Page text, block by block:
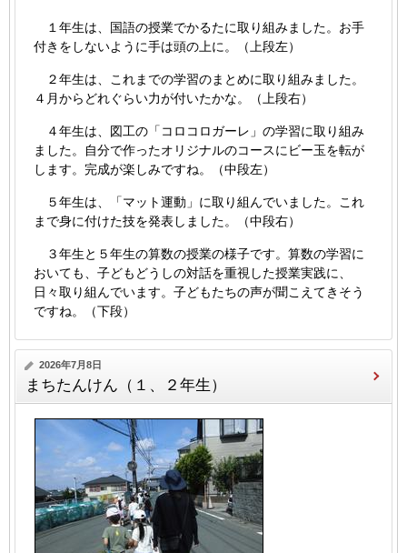
１年生は、国語の授業でかるたに取り組みました。お手
付きをしないように手は頭の上に。（上段左）
２年生は、これまでの学習のまとめに取り組みました。
４月からどれぐらい力が付いたかな。（上段右）
４年生は、図工の「コロコロガーレ」の学習に取り組み
ました。自分で作ったオリジナルのコースにビー玉を転が
します。完成が楽しみですね。（中段左）
５年生は、「マット運動」に取り組んでいました。これ
まで身に付けた技を発表しました。（中段右）
３年生と５年生の算数の授業の様子です。算数の学習に
おいても、子どもどうしの対話を重視した授業実践に、
日々取り組んでいます。子どもたちの声が聞こえてきそう
ですね。（下段）
2026年7月8日
まちたんけん（１、２年生）